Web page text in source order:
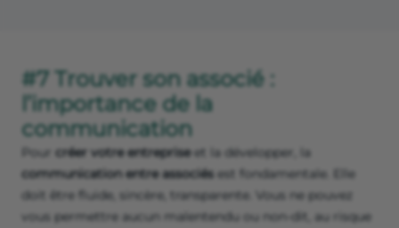
#7 Trouver son associé :
l’importance de la
communication
Pour créer votre entrepriseet la développer, la
communication entre associés est fondamentale. Elle
doit être fluide, sincère, transparente. Vous ne pouvez
vous permettre aucun malentendu ou non-dit, au risque